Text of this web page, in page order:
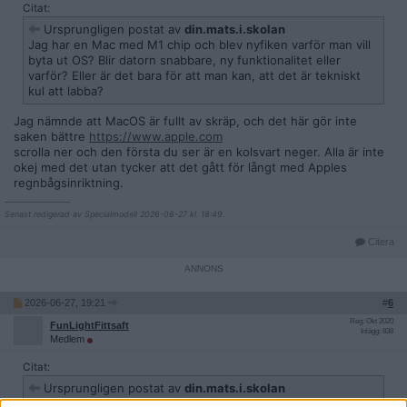
Citat:
Ursprungligen postat av din.mats.i.skolan
Jag har en Mac med M1 chip och blev nyfiken varför man vill
byta ut OS? Blir datorn snabbare, ny funktionalitet eller
varför? Eller är det bara för att man kan, att det är tekniskt
kul att labba?
Jag nämnde att MacOS är fullt av skräp, och det här gör inte
saken bättre https://www.apple.com
scrolla ner och den första du ser är en kolsvart neger. Alla är inte
okej med det utan tycker att det gått för långt med Apples
regnbågsinriktning.
Senast redigerad av Specialmodell 2026-06-27 kl. 18:49.
Citera
2026-06-27, 19:21 #6
FunLightFittsaft
Medlem
Reg: Okt 2020
Inlägg: 838
Citat:
Ursprungligen postat av din.mats.i.skolan
Jag har en Mac med M1 chip och blev nyfiken varför man vill